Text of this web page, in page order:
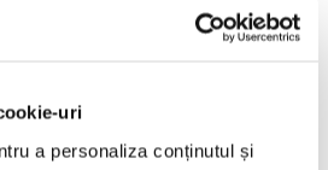
uri
a personaliza conținutul și
- Romica